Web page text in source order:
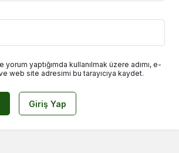
yaptığımda kullanılmak üzere adımı, e-
web site adresimi bu tarayıcıya kaydet.
Giriş Yap